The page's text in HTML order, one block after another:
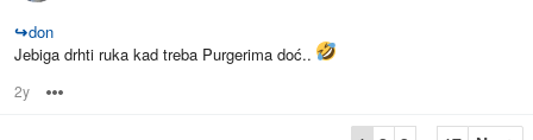
↪don
Jebiga drhti ruka kad treba Purgerima doć..
2y